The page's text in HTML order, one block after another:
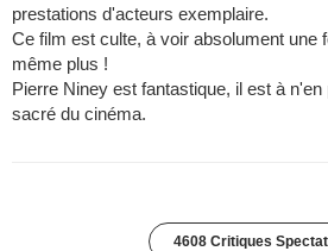
prestations d'acteurs exemplaire.
Ce film est culte, à voir absolument une
même plus !
Pierre Niney est fantastique, il est à
sacré du cinéma.
4608 Critiques